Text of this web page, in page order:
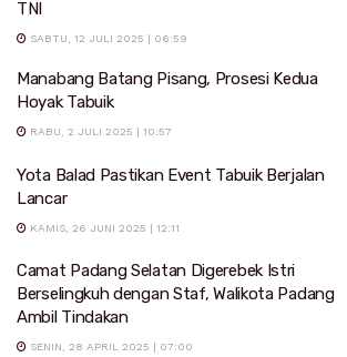
TNI
SABTU, 12 JULI 2025 | 06:59
Manabang Batang Pisang, Prosesi Kedua
Hoyak Tabuik
RABU, 2 JULI 2025 | 10:57
Yota Balad Pastikan Event Tabuik Berjalan
Lancar
KAMIS, 26 JUNI 2025 | 12:11
Camat Padang Selatan Digerebek Istri
Berselingkuh dengan Staf, Walikota Padang
Ambil Tindakan
SENIN, 28 APRIL 2025 | 07:00